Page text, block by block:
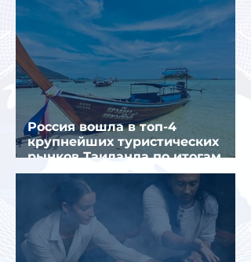
Россия вошла в топ-4
крупнейших туристических
рынков Таиланда по итогам
семи месяцев 2026 года